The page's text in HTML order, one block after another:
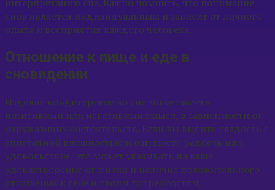
снов является индивидуальным и зависит от личного
опыта и восприятия каждого человека.
Отношение к пище и еде в
сновидении
Изделие кондитерское во сне может иметь
позитивный или негативный смысл, в зависимости от
окружающих обстоятельств. Если вы видите сладость с
аппетитной внешностью и ощущаете радость или
удовольствие, это может указывать на ваше
удовлетворение от жизни и наличие положительного
отношения к себе и своим потребностям.